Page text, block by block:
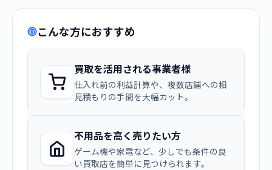
こんな方におすすめ
買取を活用される事業者様
仕入れ前の利益計算や、複数店舗への相
見積もりの手間を大幅カット。
不用品を高く売りたい方
ゲーム機や家電など、少しでも条件の良
い買取店を簡単に見つけられます。